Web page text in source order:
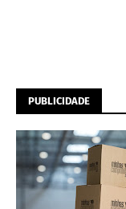
PUBLICIDADE